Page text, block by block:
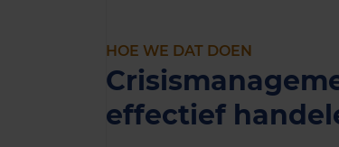
HOE WE DAT DOEN
effectief